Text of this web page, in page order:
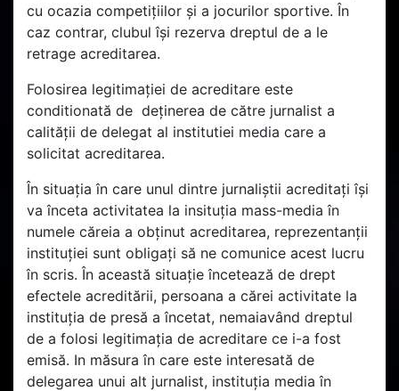
cu ocazia competițiilor și a jocurilor sportive. În
caz contrar, clubul își rezerva dreptul de a le
retrage acreditarea.
Folosirea legitimației de acreditare este
conditionată de deținerea de către jurnalist a
calității de delegat al institutiei media care a
solicitat acreditarea.
În situația în care unul dintre jurnaliștii acreditați își
va înceta activitatea la insituția mass-media în
numele căreia a obținut acreditarea, reprezentanții
instituției sunt obligați să ne comunice acest lucru
în scris. În această situație încetează de drept
efectele acreditării, persoana a cărei activitate la
instituția de presă a încetat, nemaiavând dreptul
de a folosi legitimația de acreditare ce i-a fost
emisă. In măsura în care este interesată de
delegarea unui alt jurnalist, instituția media în